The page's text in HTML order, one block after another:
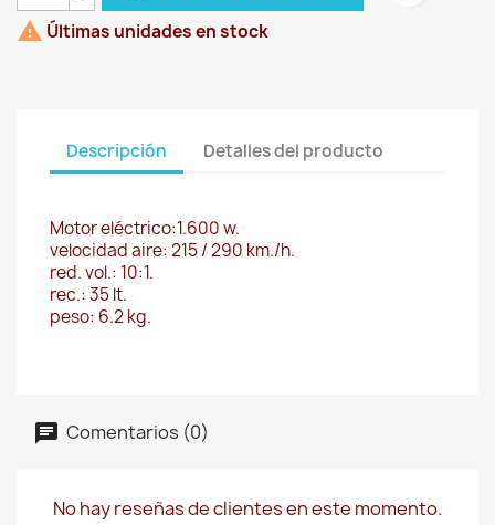
 Últimas unidades en stock
Descripción Detalles del producto
Motor eléctrico:1.600 w.
velocidad aire: 215 / 290 km./h.
red. vol.: 10:1.
rec.: 35 lt.
peso: 6.2 kg.
Comentarios (0)
No hay reseñas de clientes en este momento.